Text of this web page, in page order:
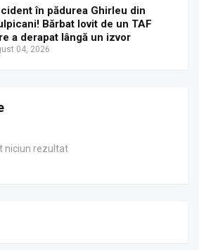
în pădurea Ghirleu din
Bărbat lovit de un TAF
a derapat lângă un izvor
04, 2026
niciun rezultat